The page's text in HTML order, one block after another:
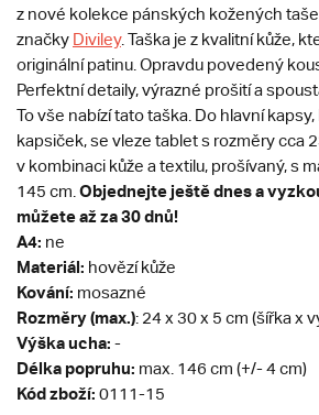
z nové kolekce pánských kožených
značky Diviley. Taška je z kvalitní kůže,
originální patinu. Opravdu povedený
Perfektní detaily, výrazné prošití a
To vše nabízí tato taška. Do hlavní
kapsiček, se vleze tablet s rozměry cca
v kombinaci kůže a textilu, prošívaný, s
145 cm. Objednejte ještě dnes a
můžete až za 30 dnů!
A4: ne
Materiál: hovězí kůže
Kování: mosazné
Rozměry (max.): 24 x 30 x 5 cm (šířka x
Výška ucha: -
Délka popruhu: max. 146 cm (+/- 4 cm)
Kód zboží: 0111-15